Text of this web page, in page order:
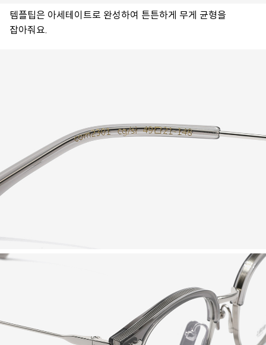
템플팁은 아세테이트로 완성하여 튼튼하게 무게 균형을
잡아줘요.